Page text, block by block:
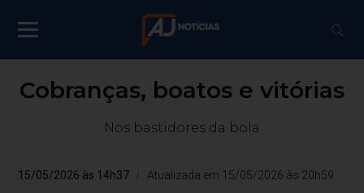
Cobranças, boatos e vitórias
Nos bastidores da bola
15/05/2026 às 14h37
Atualizada em 15/05/2026 às 20h59